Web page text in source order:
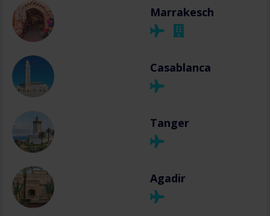
Marrakesch
Casablanca
Tanger
Agadir